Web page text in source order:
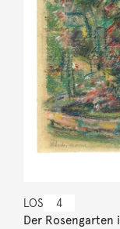
LOS 4
Der Rosengarten